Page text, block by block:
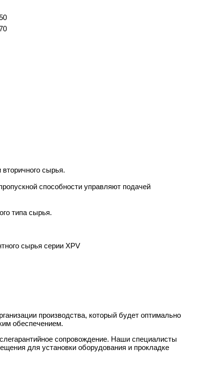
сырья.
способности управляют подачей
типа сырья.
сырья серии XPV
производства, который будет оптимально
обеспечением.
сопровождение. Наши специалисты
для установки оборудования и прокладке